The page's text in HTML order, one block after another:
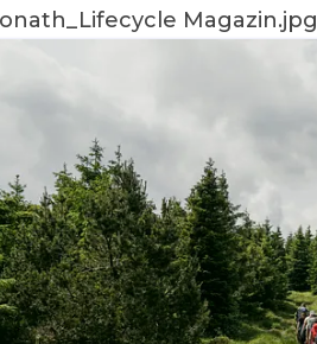
Magazin.jpg